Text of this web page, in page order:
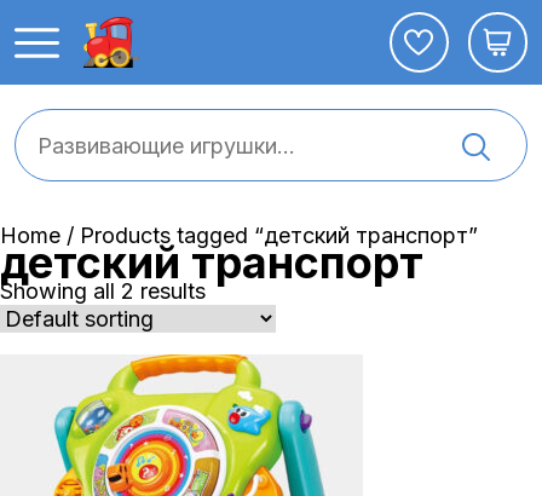
Home / Products tagged “детский транспорт”
детский транспорт
Showing all 2 results